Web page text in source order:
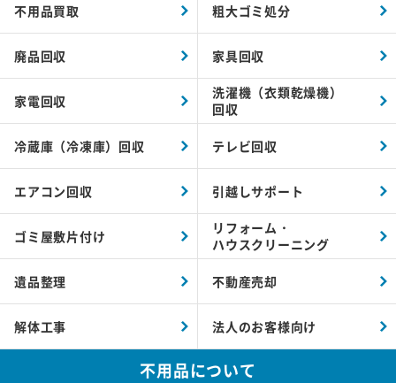
不用品買取 粗大ゴミ処分
廃品回収 家具回収
家電回収
洗濯機（衣類乾燥機）
回収
冷蔵庫（冷凍庫）回収 テレビ回収
エアコン回収 引越しサポート
ゴミ屋敷片付け
リフォーム・
ハウスクリーニング
遺品整理 不動産売却
解体工事 法人のお客様向け
不用品について